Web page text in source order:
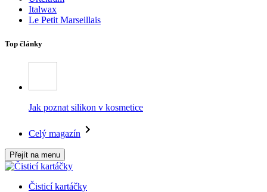
Italwax
Le Petit Marseillais
Top články
Jak poznat silikon v kosmetice
Celý magazín
Přejít na menu
Čisticí kartáčky